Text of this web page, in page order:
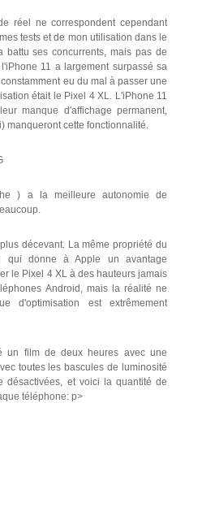
réel ne correspondent cependant
tests et de mon utilisation dans le
battu ses concurrents, mais pas de
11 a largement surpassé sa
eu du mal à passer une
était le Pixel 4 XL. L'iPhone 11
manque d'affichage permanent,
manqueront cette fonctionnalité.
) a la meilleure autonomie de
décevant. La même propriété du
qui donne à Apple un avantage
le Pixel 4 XL à des hauteurs jamais
Android, mais la réalité ne
d'optimisation est extrêmement
un film de deux heures avec une
toutes les bascules de luminosité
désactivées, et voici la quantité de
téléphone: p>